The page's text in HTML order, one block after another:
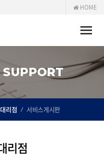
HOME
Toggle
리점 서비스게시판
리점